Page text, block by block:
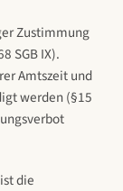
Zustimmung
SGB IX).
Amtszeit und
werden (§15
die